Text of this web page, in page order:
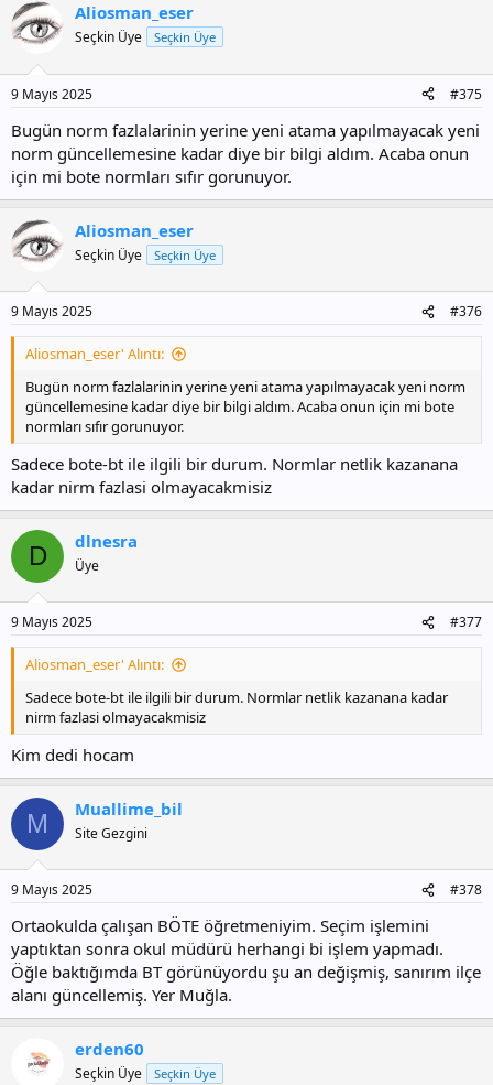
k
i
Aliosman_eser
Seçkin Üye Seçkin Üye
9 Mayıs 2025 #375
Bugün norm fazlalarinin yerine yeni atama yapılmayacak yeni
norm güncellemesine kadar diye bir bilgi aldım. Acaba onun
için mi bote normları sıfır gorunuyor.
Aliosman_eser
Seçkin Üye Seçkin Üye
9 Mayıs 2025 #376
Aliosman_eser' Alıntı:
Bugün norm fazlalarinin yerine yeni atama yapılmayacak yeni norm
güncellemesine kadar diye bir bilgi aldım. Acaba onun için mi bote
normları sıfır gorunuyor.
Sadece bote-bt ile ilgili bir durum. Normlar netlik kazanana
kadar nirm fazlasi olmayacakmisiz
D dlnesra
Üye
9 Mayıs 2025 #377
Aliosman_eser' Alıntı:
Sadece bote-bt ile ilgili bir durum. Normlar netlik kazanana kadar
nirm fazlasi olmayacakmisiz
Kim dedi hocam
M Muallime_bil
Site Gezgini
9 Mayıs 2025 #378
Ortaokulda çalışan BÖTE öğretmeniyim. Seçim işlemini
yaptıktan sonra okul müdürü herhangi bi işlem yapmadı.
Öğle baktığımda BT görünüyordu şu an değişmiş, sanırım ilçe
alanı güncellemiş. Yer Muğla.
erden60
Seçkin Üye Seçkin Üye